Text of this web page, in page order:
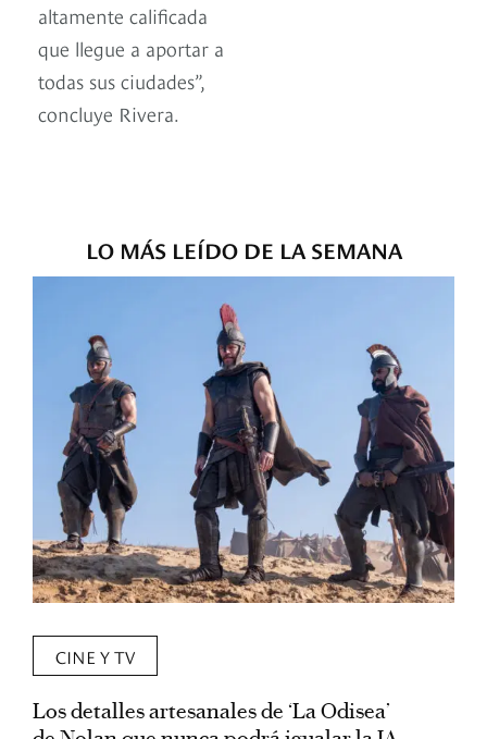
altamente calificada
que llegue a aportar a
todas sus ciudades”,
concluye Rivera.
LO MÁS LEÍDO DE LA SEMANA
CINE Y TV
Los detalles artesanales de ‘La Odisea’